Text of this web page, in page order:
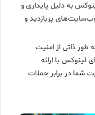
به دلیل پایداری و
پربازدید و
ذاتی از امنیت
لینوکس با ارائه
شما در برابر حملات